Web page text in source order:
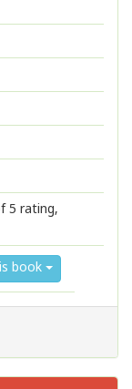
5 rating,
book